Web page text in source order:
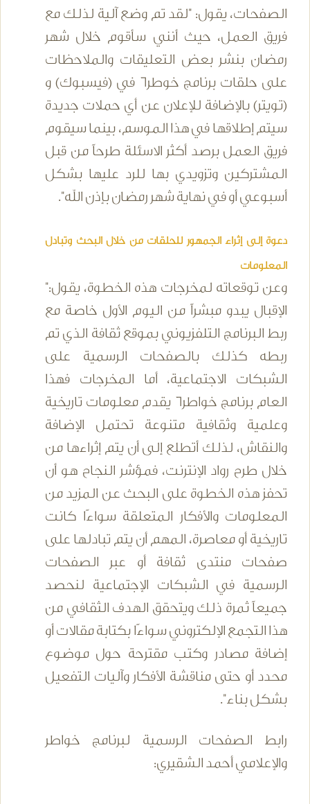
الصفحات، يقول: "لقد تم وضع آلية لذلك مع
فريق العمل، حيث أنني سأقوم خلال شهر
رمضان بنشر بعض التعليقات والملاحظات
على حلقات برنامج خوطر6 في (فيسبوك) و
(تويتر) بالإضافة للإعلان عن أي حملات جديدة
سيتم إطلاقها في هذا الموسم، بينما سيقوم
فريق العمل برصد أكثر الاسئلة طرحاً من قبل
المشتركين وتزويدي بها للرد عليها بشكل
أسبوعي أو في نهاية شهر رمضان بإذن الله".
دعوة إلى إثراء الجمهور للحلقات من خلال البحث وتبادل
المعلومات
وعن توقعاته لمخرجات هذه الخطوة، يقول:"
الإقبال يبدو مبشراً من اليوم الأول خاصة مع
ربط البرنامج التلفزيوني بموقع ثقافة الذي تم
ربطه كذلك بالصفحات الرسمية على
الشبكات الاجتماعية، أما المخرجات فهذا
العام برنامج خواطر6 يقدم معلومات تاريخية
وعلمية وثقافية متنوعة تحتمل الإضافة
والنقاش، لذلك أتطلع إلى أن يتم إثراءها من
خلال طرح رواد الإنترنت، فمؤشر النجاح هو أن
تحفز هذه الخطوة على البحث عن المزيد من
المعلومات والأفكار المتعلقة سواءًا كانت
تاريخية أو معاصرة، المهم أن يتم تبادلها على
صفحات منتدى ثقافة أو عبر الصفحات
الرسمية في الشبكات الإجتماعية لنحصد
جميعاً ثمرة ذلك ويتحقق الهدف الثقافي من
هذا التجمع الإلكتروني سواءًا بكتابة مقالات أو
إضافة مصادر وكتب مقترحة حول موضوع
محدد أو حتى مناقشة الأفكار وآليات التفعيل
بشكل بناء".
رابط الصفحات الرسمية لبرنامج خواطر
والإعلامي أحمد الشقيري: